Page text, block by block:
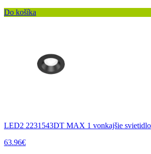
Do košíka
LED2 2231543DT MAX 1 vonkajšie
63.96€